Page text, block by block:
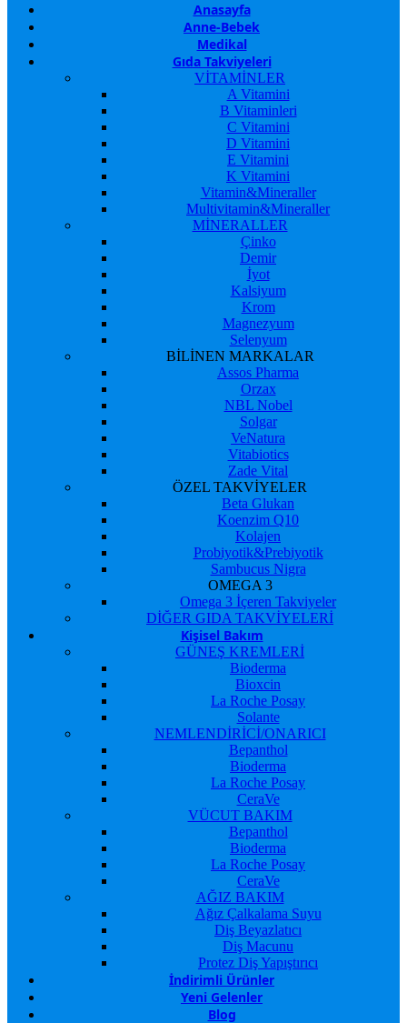
Anasayfa
Anne-Bebek
Medikal
Gıda Takviyeleri
VİTAMİNLER
A Vitamini
B Vitaminleri
C Vitamini
D Vitamini
E Vitamini
K Vitamini
Vitamin&Mineraller
Multivitamin&Mineraller
MİNERALLER
Çinko
Demir
İyot
Kalsiyum
Krom
Magnezyum
Selenyum
BİLİNEN MARKALAR
Assos Pharma
Orzax
NBL Nobel
Solgar
VeNatura
Vitabiotics
Zade Vital
ÖZEL TAKVİYELER
Beta Glukan
Koenzim Q10
Kolajen
Probiyotik&Prebiyotik
Sambucus Nigra
OMEGA 3
Omega 3 İçeren Takviyeler
DİĞER GIDA TAKVİYELERİ
Kişisel Bakım
GÜNEŞ KREMLERİ
Bioderma
Bioxcin
La Roche Posay
Solante
NEMLENDİRİCİ/ONARICI
Bepanthol
Bioderma
La Roche Posay
CeraVe
VÜCUT BAKIM
Bepanthol
Bioderma
La Roche Posay
CeraVe
AĞIZ BAKIM
Ağız Çalkalama Suyu
Diş Beyazlatıcı
Diş Macunu
Protez Diş Yapıştırıcı
İndirimli Ürünler
Yeni Gelenler
Blog